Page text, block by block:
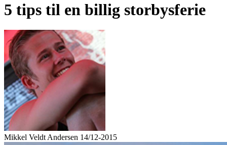
5 tips til en billig storbysferie
Mikkel Veldt Andersen 14/12-2015